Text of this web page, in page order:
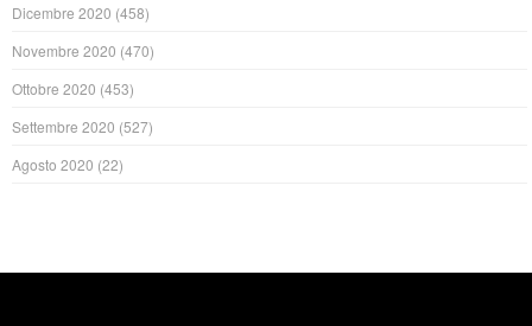
Dicembre 2020 (458)
Novembre 2020 (470)
Ottobre 2020 (453)
Settembre 2020 (527)
Agosto 2020 (22)